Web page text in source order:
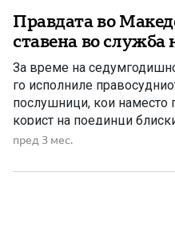
Правдата во
ставена во
За време на
го исполниле
послушници, кои наместо
корист на поединци
ДПМНЕ ја оценуваат како
постапката за, како што
пред 3 мес.